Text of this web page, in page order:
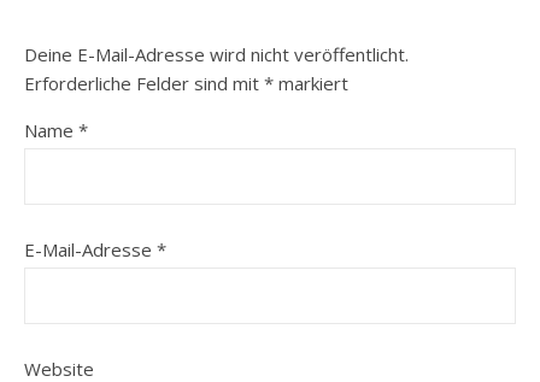
Deine E-Mail-Adresse wird nicht veröffentlicht.
Erforderliche Felder sind mit * markiert
Name *
E-Mail-Adresse *
Website